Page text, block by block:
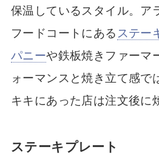
保温しているスタイル。ア
フードコートにある ステー
パニーや鉄板焼きファーマ
ォーマンスと焼き立て感で
キキにあった店は注文後に
ステーキプレート